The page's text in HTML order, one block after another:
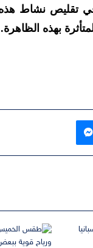
في تقليص نشاط
بهذه الظاهرة.
ماسنجر